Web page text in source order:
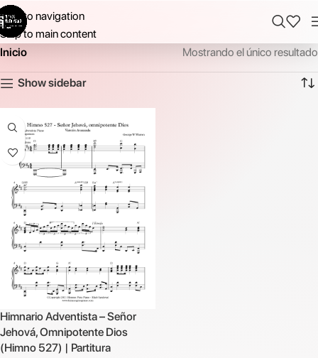
Skip to navigation
Skip to main content
Inicio
Mostrando el único resultado
Show sidebar
Himnario Adventista – Señor
Jehová, Omnipotente Dios
(Himno 527) | Partitura